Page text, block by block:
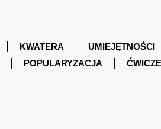
KWATERA UMIEJĘTNOŚCI
POPULARYZACJA